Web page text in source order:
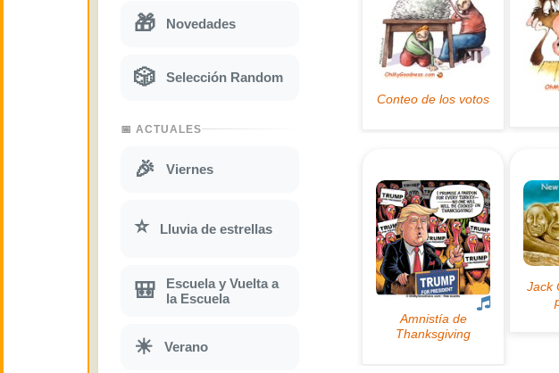
🎁 Novedades
🎲 Selección Random
📅 ACTUALES
🎉 Viernes
⭐ Lluvia de estrellas
🎒
Escuela y Vuelta a
la Escuela
☀ Verano